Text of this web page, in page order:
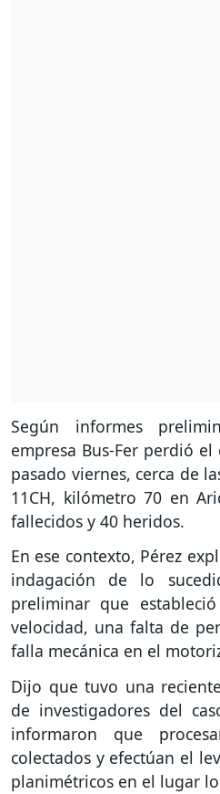
Según informes
empresa Bus-Fer perdió
pasado viernes, cerca de
11CH, kilómetro 70 en
fallecidos y 40 heridos.
En ese contexto, Pérez
indagación de lo
preliminar que
velocidad, una falta de
falla mecánica en el
Dijo que tuvo una
de investigadores del
informaron que
colectados y efectúan el
planimétricos en el lugar